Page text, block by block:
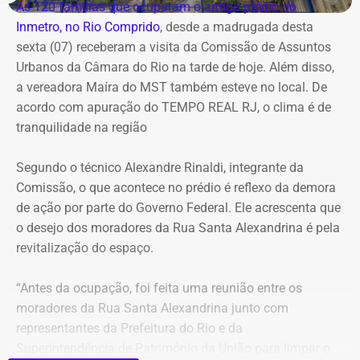
chegada de uma nova frente fria, que avança pelo
Sudeste.
Na cidade do Rio, o domingo será mais quente, com
mínima prevista de 21°C e máxima de 36°C. A previsão
indica sol entre nuvens durante o dia, com aumento da
nebulosidade e possibilidade de pancadas de chuva à
A mudança ocorre com o afastamento da frente fria que
atuou sobre o estado e a aproximação de um novo
sistema.
As 120 famílias que ocuparam o antigo prédio do
Inmetro, no Rio Comprido, desde a madrugada desta
sexta (07) receberam a visita da Comissão de Assuntos
Urbanos da Câmara do Rio na tarde de hoje. Além disso,
a vereadora Maíra do MST também esteve no local. De
acordo com apuração do TEMPO REAL RJ, o clima é de
tranquilidade na região
Segundo o técnico Alexandre Rinaldi, integrante da
Comissão, o que acontece no prédio é reflexo da demora
de ação por parte do Governo Federal. Ele acrescenta que
o desejo dos moradores da Rua Santa Alexandrina é pela
revitalização do espaço.
“Antes da ocupação, foi feita uma reunião entre os
moradores da Rua Santa Alexandrina junto com
representantes da Prefeitura do Rio e da